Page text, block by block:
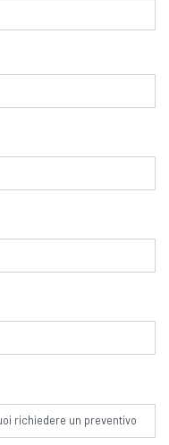
richiedere un preventivo